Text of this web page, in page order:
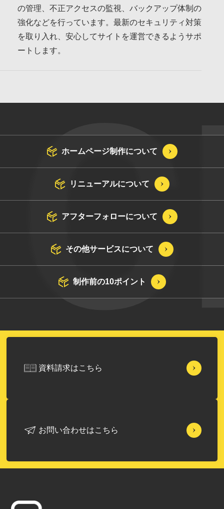
の管理、不正アクセスの監視、バックアップ体制の
強化などを行っています。最新のセキュリティ対策
を取り入れ、安心してサイトを運営できるようサポ
ートします。
ホームページ制作について
リニューアルについて
アフターフォローについて
その他サービスについて
制作前の10ポイント
資料請求はこちら
お問い合わせはこちら